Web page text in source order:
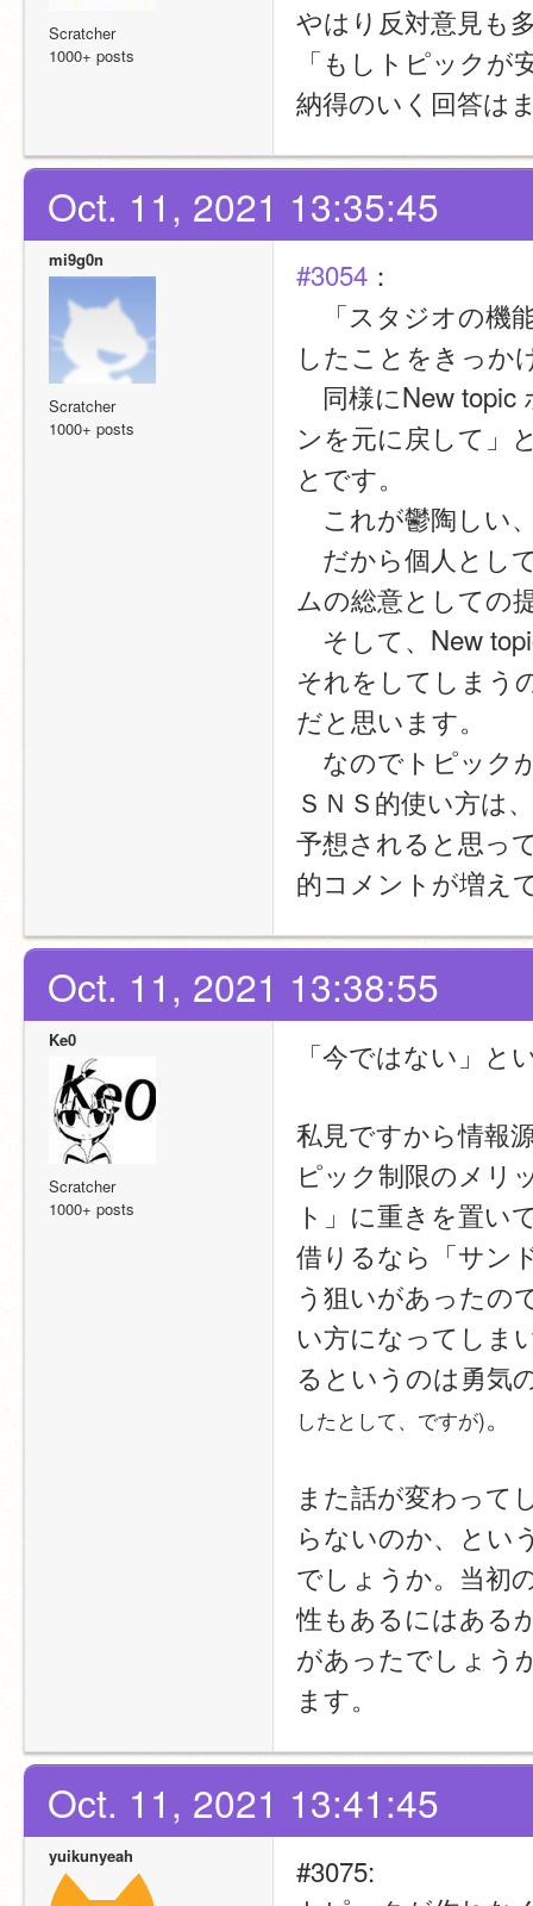
Scratcher
1000+ posts
やはり反対意見も
「もしトピック
納得のいく回答は
Oct. 11, 2021 13:35:45
mi9g0n
Scratcher
1000+ posts
#3054 ：
「スタジオの機
したことをきっか
同様にNew topic
ンを元に戻して」
とです。
これが鬱陶しい
だから個人とし
ムの総意としての
そして、New
それをしてしまう
だと思います。
なのでトピック
ＳＮＳ的使い方は
予想されると思っ
的コメントが増え
Oct. 11, 2021 13:38:55
Ke0
Scratcher
1000+ posts
「今ではない」と
私見ですから情報
ピック制限のメリ
ト」に重きを置い
借りるなら「サン
う狙いがあったの
い方になってしま
るというのは勇気
したとして、ですが)。
また話が変わって
らないのか、とい
でしょうか。当初
性もあるにはある
があったでしょう
ます。
Oct. 11, 2021 13:41:45
yuikunyeah
#3075: